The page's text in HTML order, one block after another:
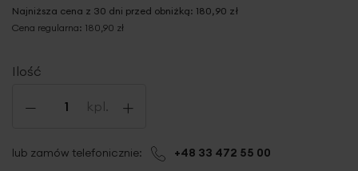
Ilość
- kpl. +
Najniższa cena z 30 dni przed obniżką: 180,90 zł
Cena regularna: 180,90 zł
lub zamów telefonicznie: +48 33 472 55 00